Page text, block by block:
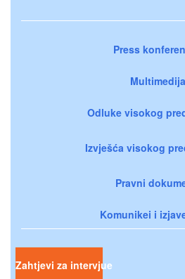
Press
Multimedija
Odluke visokog
Izvješća visokog
Pravni
Komunikei i
Zahtjevi za intervjue